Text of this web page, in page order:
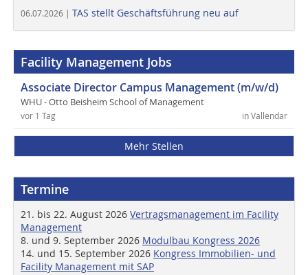
06.07.2026 | TAS stellt Geschäftsführung neu auf
Facility Management Jobs
Associate Director Campus Management (m/w/d)
WHU - Otto Beisheim School of Management
in Vallendar
vor 1 Tag
Mehr Stellen
Termine
21. bis 22. August 2026 Vertragsmanagement im Facility
Management
8. und 9. September 2026 Modulbau Kongress 2026
14. und 15. September 2026 Kongress Immobilien- und
Facility Management mit SAP